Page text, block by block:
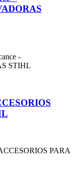
-
STIHL
PARA